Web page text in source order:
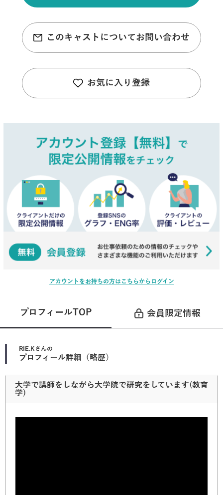
このキャストについてお問い合わせ
お気に入り登録
アカウントをお持ちの方はこちらからログイン
プロフィールTOP 会員限定情報
RIE.K さんの
プロフィール詳細（略歴）
大学で講師をしながら大学院で研究をしています(教育
学)